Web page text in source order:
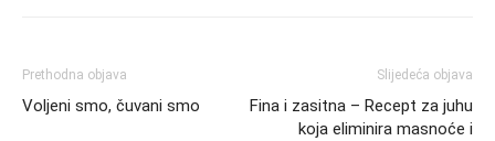
Prethodna objava
Voljeni smo, čuvani smo
Slijedeća objava
Fina i zasitna – Recept za juhu
koja eliminira masnoće i